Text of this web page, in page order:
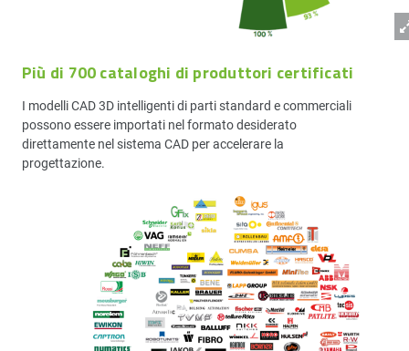
Più di 700 cataloghi di produttori certificati
I modelli CAD 3D intelligenti di parti standard e commerciali
possono essere importati nel formato desiderato
direttamente nel sistema CAD per accelerare la
progettazione.